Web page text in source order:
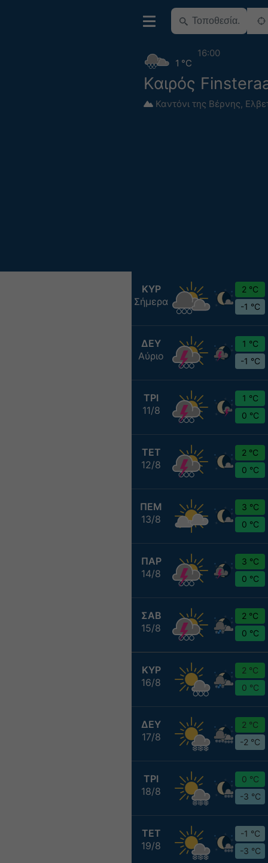
Καιρός
Καντόνι της Βέρνης,
1 °C
16:00
ΚΥΡ
Σήμερα
2 °C
-1 °C
ΔΕΥ
Αύριο
1 °C
-1 °C
ΤΡΙ
11/8
1 °C
0 °C
ΤΕΤ
12/8
2 °C
0 °C
ΠΕΜ
13/8
3 °C
0 °C
ΠΑΡ
14/8
3 °C
0 °C
ΣΑΒ
15/8
2 °C
0 °C
ΚΥΡ
16/8
2 °C
0 °C
ΔΕΥ
17/8
2 °C
-2 °C
ΤΡΙ
18/8
0 °C
-3 °C
ΤΕΤ
19/8
-1 °C
-3 °C